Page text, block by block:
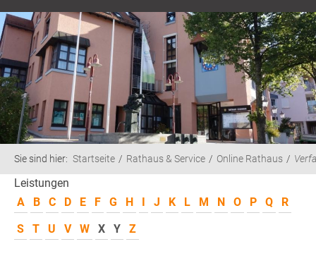
Sie sind hier: Startseite Rathaus & Service Online Rathaus
Leistungen
A
B C D E F G H I J K L M N O P Q
R
S
T U V W X Y Z